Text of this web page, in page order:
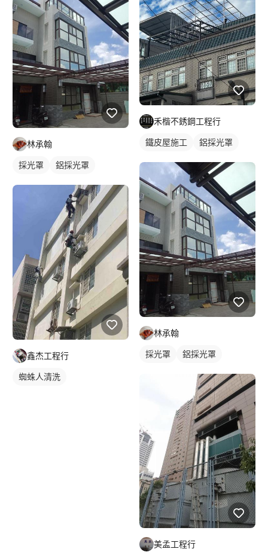
林承翰
採光罩 鋁採光罩
鑫杰工程行
蜘蛛人清洗
禾楷不銹鋼工程行
鐵皮屋施工 鋁採光罩
林承翰
採光罩 鋁採光罩
美孟工程行